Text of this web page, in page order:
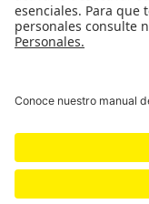
¿Quiénes somos?
¿Qué hacemos?
Cotización y reservas
Contáctanos
Universidad de los Andes |
Reconocimiento como
Reconocimiento personería